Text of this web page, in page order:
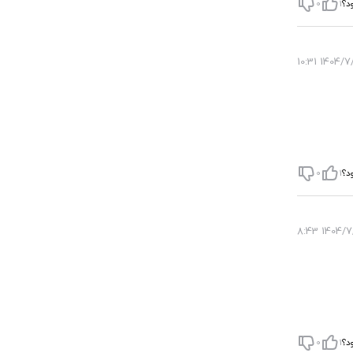
گرم هستند
می
وزن و
مقدار
توانند
1
0
1404/7/28
1
0
1404/7/
1
0